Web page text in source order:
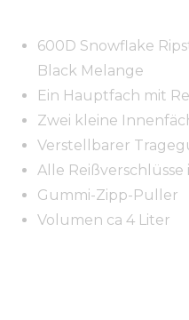
600D Snowflake
Black Melange
Ein Hauptfach mit
Zwei kleine
Verstellbarer
Alle Reißverschlüsse
Gummi-Zipp-Puller
Volumen ca 4 Liter